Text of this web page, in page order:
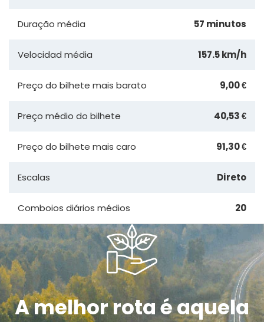
Duração média 57 minutos
Velocidad média 157.5 km/h
Preço do bilhete mais barato 9,00 €
Preço médio do bilhete 40,53 €
Preço do bilhete mais caro 91,30 €
Escalas Direto
Comboios diários médios 20
A melhor rota é aquela